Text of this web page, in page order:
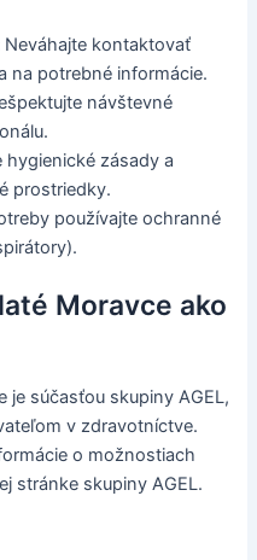
Neváhajte kontaktovať
na potrebné informácie.
návštevné
hygienické zásady a
prostriedky.
používajte ochranné
Moravce ako
je súčasťou skupiny AGEL,
v zdravotníctve.
o možnostiach
stránke skupiny AGEL.